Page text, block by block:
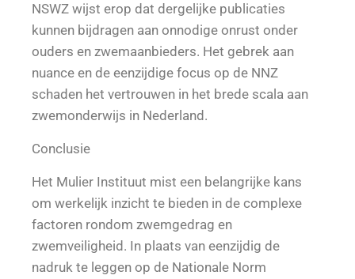
NSWZ wijst erop dat dergelijke publicaties
kunnen bijdragen aan onnodige onrust onder
ouders en zwemaanbieders. Het gebrek aan
nuance en de eenzijdige focus op de NNZ
schaden het vertrouwen in het brede scala aan
zwemonderwijs in Nederland.
Conclusie
Het Mulier Instituut mist een belangrijke kans
om werkelijk inzicht te bieden in de complexe
factoren rondom zwemgedrag en
zwemveiligheid. In plaats van eenzijdig de
nadruk te leggen op de Nationale Norm